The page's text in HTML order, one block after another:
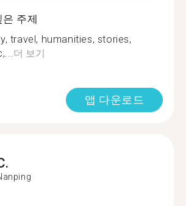
주제
travel, humanities, stories,
더 보기
앱 다운로드